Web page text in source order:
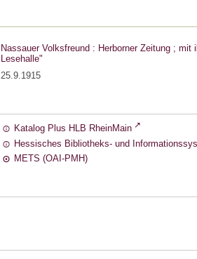
Nassauer Volksfreund : Herborner Zeitung ; mit
Lesehalle"
25.9.1915
Katalog Plus HLB RheinMain
Hessisches Bibliotheks- und
METS (OAI-PMH)